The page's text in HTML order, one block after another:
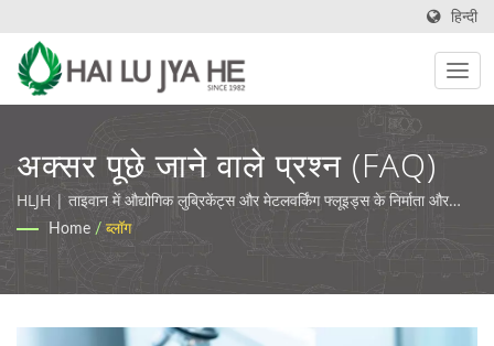
हिन्दी
अक्सर पूछे जाने वाले प्रश्न (FAQ)
HLJH | ताइवान में औद्योगिक लुब्रिकेंट्स और मेटलवर्किंग फ्लूइड्स के निर्माता और
आपूर्तिकर्ताHome / ब्लॉग